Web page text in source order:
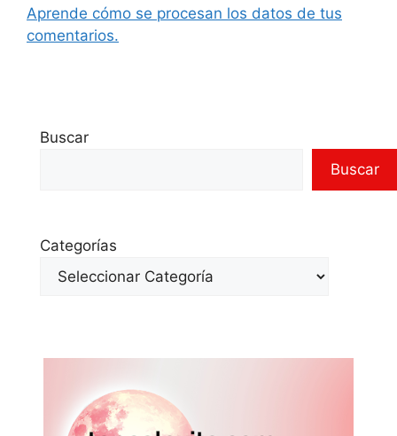
Aprende cómo se procesan los datos de tus
comentarios.
Buscar
Buscar
Categorías